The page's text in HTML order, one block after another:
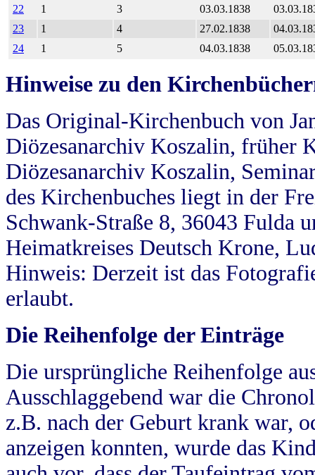
22
1 3 03.03.1838
23
1 4 27.02.1838
24
1 5 04.03.1838
Hinweise zu den
Das Original-Kirchenbuch von
Diözesanarchiv Koszalin, früher
Diözesanarchiv Koszalin,
des Kirchenbuches liegt in der
Schwank-Straße 8, 36043 Fulda
Heimatkreises Deutsch Krone,
Hinweis: Derzeit ist das
erlaubt.
Die Reihenfolge der Einträge
Die ursprüngliche Reihenfolge
Ausschlaggebend war die
z.B. nach der Geburt krank war,
anzeigen konnten, wurde das